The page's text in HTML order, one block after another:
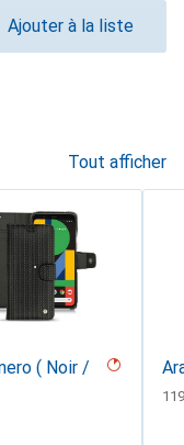
Ajouter à la liste
Tout afficher
( Noir /